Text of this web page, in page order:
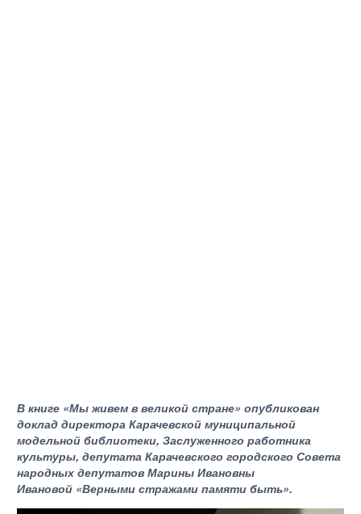
В книге «Мы живем в великой стране» опубликован
доклад директора Карачевской муниципальной
модельной библиотеки, Заслуженного работника
культуры, депутата Карачевского городского Совета
народных депутатов Марины Ивановны
Ивановой «Верными стражами памяти быть».